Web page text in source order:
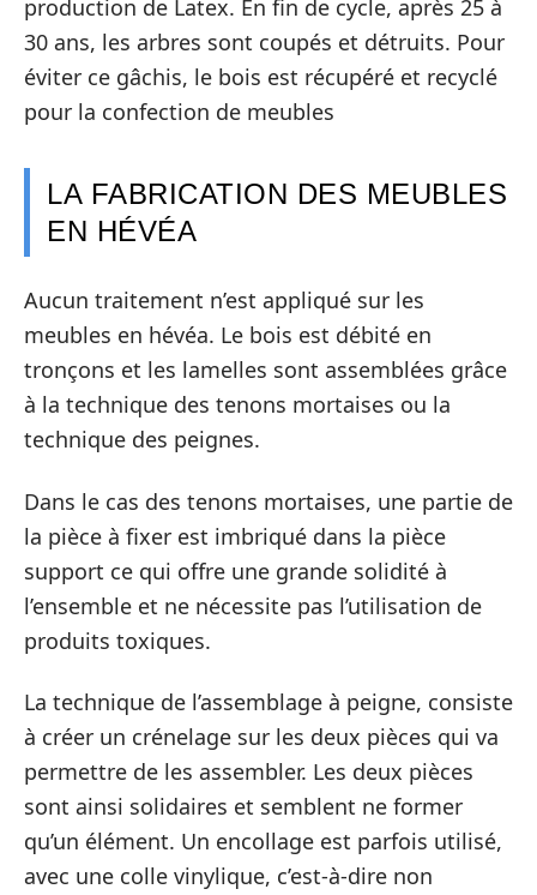
production de Latex. En fin de cycle, après 25 à
30 ans, les arbres sont coupés et détruits. Pour
éviter ce gâchis, le bois est récupéré et recyclé
pour la confection de meubles
LA FABRICATION DES MEUBLES
EN HÉVÉA
Aucun traitement n’est appliqué sur les
meubles en hévéa. Le bois est débité en
tronçons et les lamelles sont assemblées grâce
à la technique des tenons mortaises ou la
technique des peignes.
Dans le cas des tenons mortaises, une partie de
la pièce à fixer est imbriqué dans la pièce
support ce qui offre une grande solidité à
l’ensemble et ne nécessite pas l’utilisation de
produits toxiques.
La technique de l’assemblage à peigne, consiste
à créer un crénelage sur les deux pièces qui va
permettre de les assembler. Les deux pièces
sont ainsi solidaires et semblent ne former
qu’un élément. Un encollage est parfois utilisé,
avec une colle vinylique, c’est-à-dire non